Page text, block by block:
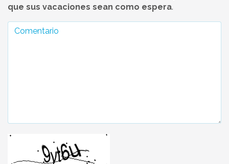
que sus vacaciones sean como espera.